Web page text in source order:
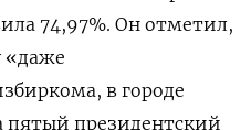
74,97%. Он отметил,
«даже
в городе
пятый президентский